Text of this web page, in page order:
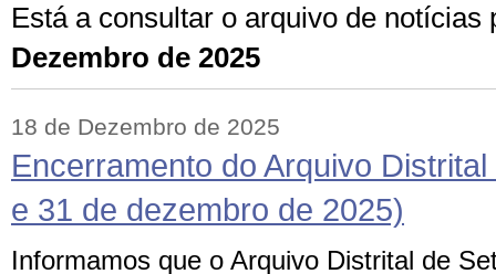
Está a consultar o arquivo de notícias
Dezembro de 2025
18 de Dezembro de 2025
Encerramento do Arquivo
e 31 de dezembro de 2025)
Informamos que o Arquivo Distrital de